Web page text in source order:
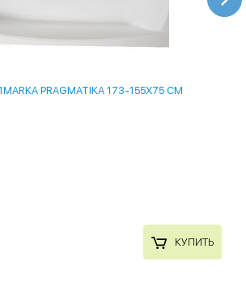
PRAGMATIKA 173-155Х75 СМ
КУПИТЬ